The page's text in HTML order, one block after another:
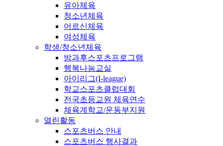
유아체육
청소년체육
어르신체육
여성체육
학생/청소년체육
방과후스포츠프로그램
행복나눔교실
아이리그(I-league)
학교스포츠클럽대회
전국초등교원 체육연수
체육계학교/운동부지원
열린활동
스포츠버스 안내
스포츠버스 행사결과